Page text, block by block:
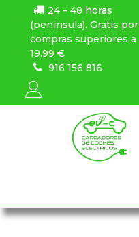
24 – 48 horas
(península). Gratis por
compras superiores a
19.99 €
916 156 816